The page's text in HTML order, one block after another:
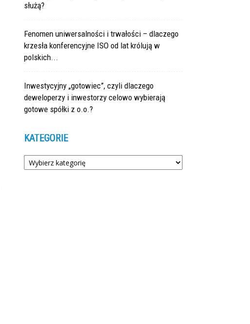
służą?
Fenomen uniwersalności i trwałości – dlaczego
krzesła konferencyjne ISO od lat królują w
polskich...
Inwestycyjny „gotowiec”, czyli dlaczego
deweloperzy i inwestorzy celowo wybierają
gotowe spółki z o.o.?
KATEGORIE
Kategorie